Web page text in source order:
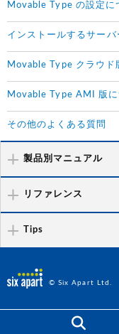
Movable Type の設定に
インストールするサーバ
Movable Type クラウド
Movable Type AMI 版に
その他のよくある質問
製品別マニュアル
リファレンス
Tips
© Six Apart Ltd.